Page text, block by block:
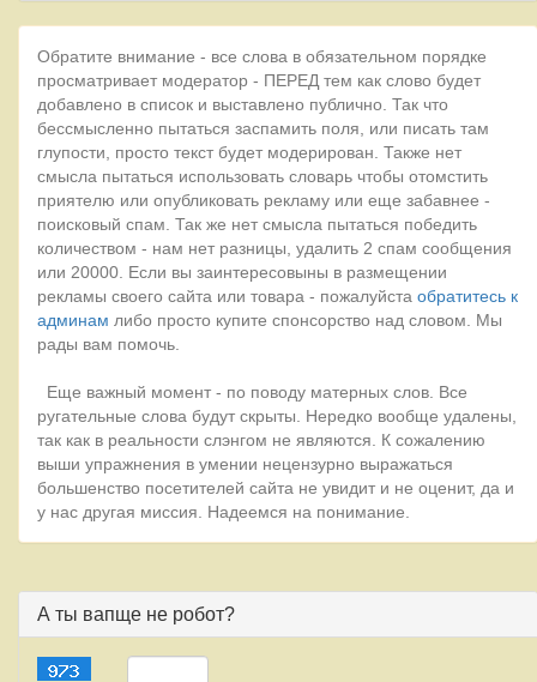
Обратите внимание - все слова в обязательном порядке
просматривает модератор - ПЕРЕД тем как слово будет
добавлено в список и выставлено публично. Так что
бессмысленно пытаться заспамить поля, или писать там
глупости, просто текст будет модерирован. Также нет
смысла пытаться использовать словарь чтобы отомстить
приятелю или опубликовать рекламу или еще забавнее -
поисковый спам. Так же нет смысла пытаться победить
количеством - нам нет разницы, удалить 2 спам сообщения
или 20000. Если вы заинтересовыны в размещении
рекламы своего сайта или товара - пожалуйста обратитесь к
админам либо просто купите спонсорство над словом. Мы
рады вам помочь.
Еще важный момент - по поводу матерных слов. Все
ругательные слова будут скрыты. Нередко вообще удалены,
так как в реальности слэнгом не являются. К сожалению
выши упражнения в умении нецензурно выражаться
большенство посетителей сайта не увидит и не оценит, да и
у нас другая миссия. Надеемся на понимание.
А ты вапще не робот?